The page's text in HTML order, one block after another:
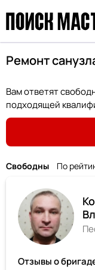
Ремонт
Вам ответят
подходящей
Свободны По
Отзывы о